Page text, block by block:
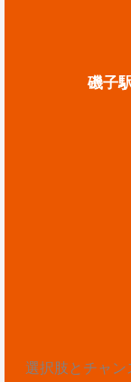
磯子
選択肢とチャン